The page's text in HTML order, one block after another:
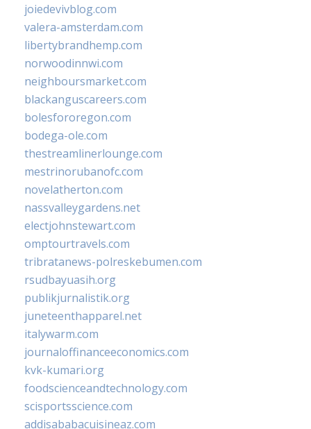
joiedevivblog.com
valera-amsterdam.com
libertybrandhemp.com
norwoodinnwi.com
neighboursmarket.com
blackanguscareers.com
bolesfororegon.com
bodega-ole.com
thestreamlinerlounge.com
mestrinorubanofc.com
novelatherton.com
nassvalleygardens.net
electjohnstewart.com
omptourtravels.com
tribratanews-polreskebumen.com
rsudbayuasih.org
publikjurnalistik.org
juneteenthapparel.net
italywarm.com
journaloffinanceeconomics.com
kvk-kumari.org
foodscienceandtechnology.com
scisportsscience.com
addisababacuisineaz.com